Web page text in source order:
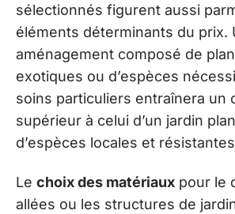
sélectionnés figurent aussi
éléments déterminants du prix.
aménagement composé de
exotiques ou d’espèces
soins particuliers entraînera un
supérieur à celui d’un jardin
d’espèces locales et
Le choix des matériaux pour le
allées ou les structures de